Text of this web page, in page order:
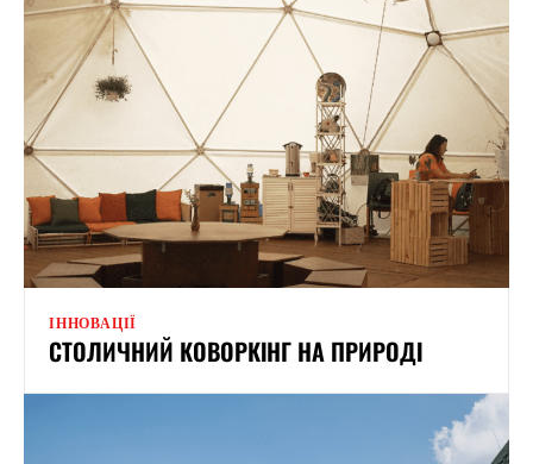
ІННОВАЦІЇ
СТОЛИЧНИЙ КОВОРКІНГ НА ПРИРОДІ